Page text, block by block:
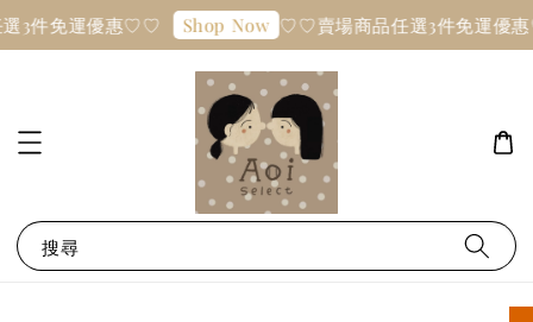
3件免運優惠♡♡ Shop Now ♡♡賣場商品任選3件免運優
搜尋